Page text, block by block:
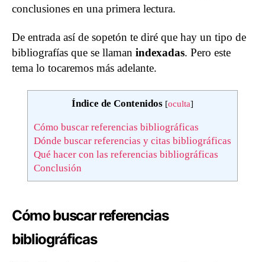
conclusiones en una primera lectura.
De entrada así de sopetón te diré que hay un tipo de
bibliografías que se llaman indexadas. Pero este
tema lo tocaremos más adelante.
Índice de Contenidos [oculta]
Cómo buscar referencias bibliográficas
Dónde buscar referencias y citas bibliográficas
Qué hacer con las referencias bibliográficas
Conclusión
Cómo buscar referencias
bibliográficas